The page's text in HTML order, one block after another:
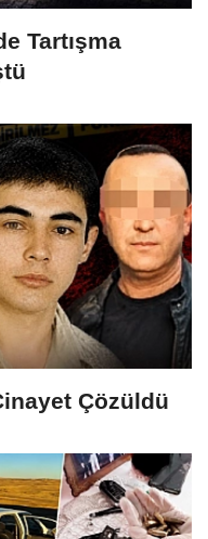
Tartışma
Çözüldü